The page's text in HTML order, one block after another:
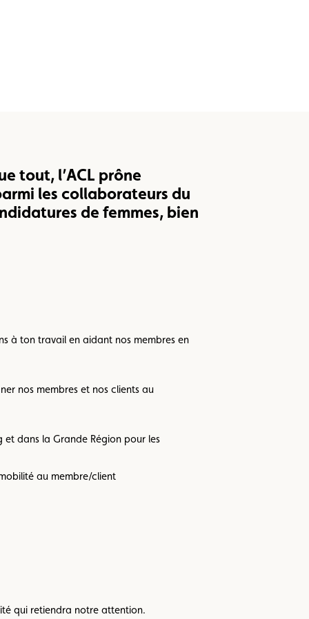
tout, l’ACL prône
les collaborateurs du
de femmes, bien
à ton travail en aidant nos membres en
nos membres et nos clients au
et dans la Grande Région pour les
au membre/client
qui retiendra notre attention.